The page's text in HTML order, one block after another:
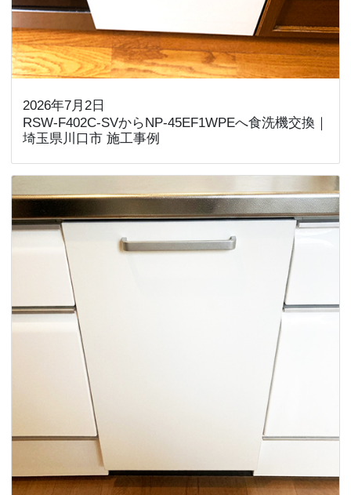
2026年7月2日
RSW-F402C-SVからNP-45EF1WPEへ食洗機交換｜
埼玉県川口市 施工事例